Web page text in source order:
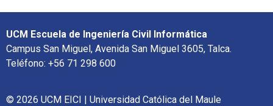
UCM Escuela de Ingeniería Civil Informática
Campus San Miguel, Avenida San Miguel 3605, Talca.
Teléfono: +56 71 298 600
© 2026 UCM EICI | Universidad Católica del Maule